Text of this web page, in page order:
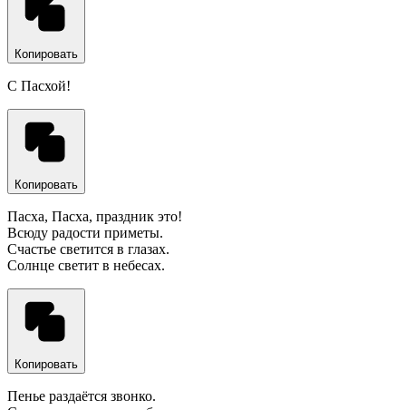
Копировать
С Пасхой!
Копировать
Пасха, Пасха, праздник это!
Всюду радости приметы.
Счастье светится в глазах.
Солнце светит в небесах.
Копировать
Пенье раздаётся звонко.